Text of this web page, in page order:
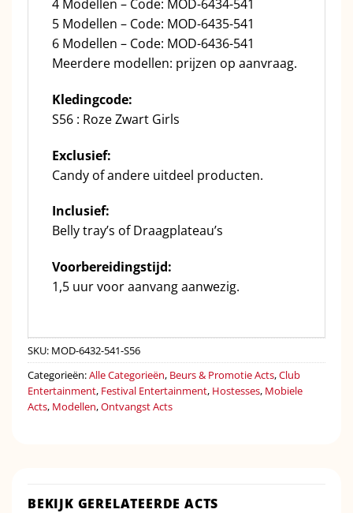
4 Modellen – Code: MOD-6434-541
5 Modellen – Code: MOD-6435-541
6 Modellen – Code: MOD-6436-541
Meerdere modellen: prijzen op aanvraag.
Kledingcode:
S56 : Roze Zwart Girls
Exclusief:
Candy of andere uitdeel producten.
Inclusief:
Belly tray’s of Draagplateau’s
Voorbereidingstijd:
1,5 uur voor aanvang aanwezig.
SKU: MOD-6432-541-S56
Categorieën:Alle Categorieën, Beurs & Promotie Acts,Club
Entertainment, Festival Entertainment, Hostesses, Mobiele
Acts, Modellen,Ontvangst Acts
BEKIJK GERELATEERDE ACTS